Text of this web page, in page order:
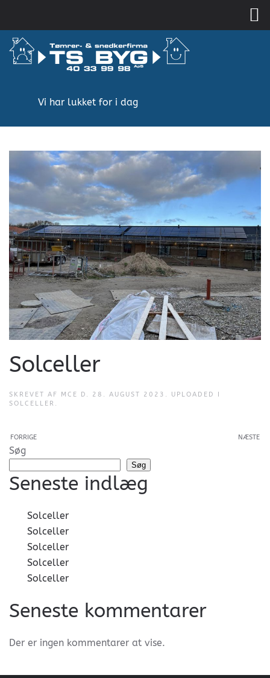
Gå
til
hovedindhold
Vi har lukket for i dag
Solceller
SKREVET AF MCE D. 28. AUGUST 2023
. UPLOADED I
SOLCELLER
FORRIGE NÆSTE
Søg
Søg
Seneste indlæg
Solceller
Solceller
Solceller
Solceller
Solceller
Seneste kommentarer
Der er ingen kommentarer at vise.